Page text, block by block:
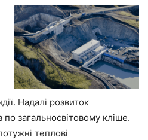
Надалі розвиток
загальносвітовому кліше.
теплові